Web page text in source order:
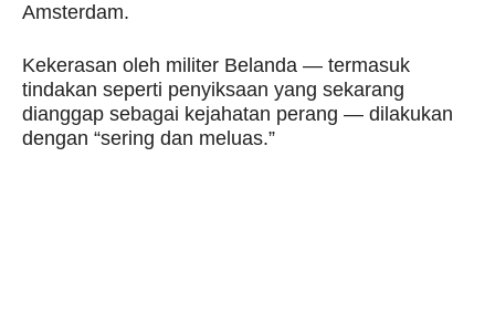
Amsterdam.
Kekerasan oleh militer Belanda — termasuk
tindakan seperti penyiksaan yang sekarang
dianggap sebagai kejahatan perang — dilakukan
dengan “sering dan meluas.”